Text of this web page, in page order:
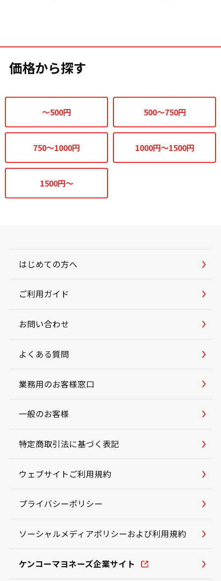
価格から探す
～500円 500～750円
750～1000円 1000円～1500円
1500円～
はじめての方へ
ご利用ガイド
お問い合わせ
よくある質問
業務用のお客様窓口
一般のお客様
特定商取引法に基づく表記
ウェブサイトご利用規約
プライバシーポリシー
ソーシャルメディアポリシーおよび利用規約
ケンコーマヨネーズ企業サイト